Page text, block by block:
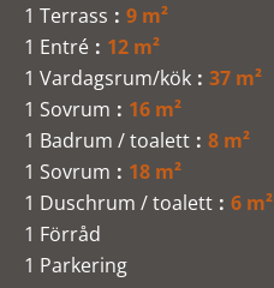
1 Terrass
9 m²
1 Entré
12 m²
1 Vardagsrum/kök
37 m²
1 Sovrum
16 m²
1 Badrum / toalett
8 m²
1 Sovrum
18 m²
1 Duschrum / toalett
6 m²
1 Förråd
1 Parkering